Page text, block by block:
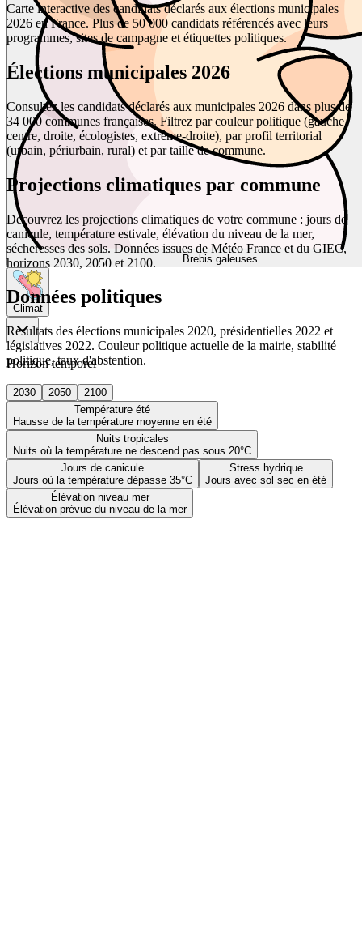
Brebis galeuses
Climat
Horizon temporel
2030 2050
2100
Température été
Hausse de la température moyenne en été
Nuits tropicales
Nuits où la température ne descend pas sous 20°C
Jours de canicule
Jours où la température dépasse 35°C
Stress hydrique
Jours avec sol sec en été
Élévation niveau mer
Élévation prévue du niveau de la mer
Carte interactive des candidats déclarés aux élections municipales
2026 en France. Plus de 50 000 candidats référencés avec leurs
programmes, sites de campagne et étiquettes politiques.
Élections municipales 2026
Consultez les candidats déclarés aux municipales 2026 dans plus de
34 000 communes françaises. Filtrez par couleur politique (gauche,
centre, droite, écologistes, extrême-droite), par profil territorial
(urbain, périurbain, rural) et par taille de commune.
Projections climatiques par commune
Découvrez les projections climatiques de votre commune : jours de
canicule, température estivale, élévation du niveau de la mer,
sécheresses des sols. Données issues de Météo France et du GIEC,
horizons 2030, 2050 et 2100.
Données politiques
Résultats des élections municipales 2020, présidentielles 2022 et
législatives 2022. Couleur politique actuelle de la mairie, stabilité
politique, taux d'abstention.